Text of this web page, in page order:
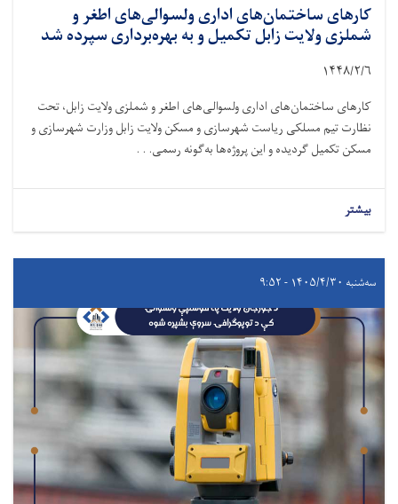
کارهای ساختمان‌های اداری ولسوالی‌های اطغر و
شملزی ولایت زابل تکمیل و به بهره‌برداری سپرده شد
۱۴۴۸/۲/۶
کارهای ساختمان‌های اداری ولسوالی‌های اطغر و شملزی ولایت زابل، تحت
نظارت تیم مسلکی ریاست شهرسازی و مسکن ولایت زابل وزارت شهرسازی و
مسکن تکمیل گردیده و این پروژه‌ها به‌گونه رسمی. . .
بیشتر
سه‌شنبه ۱۴۰۵/۴/۳۰ - ۹:۵۲